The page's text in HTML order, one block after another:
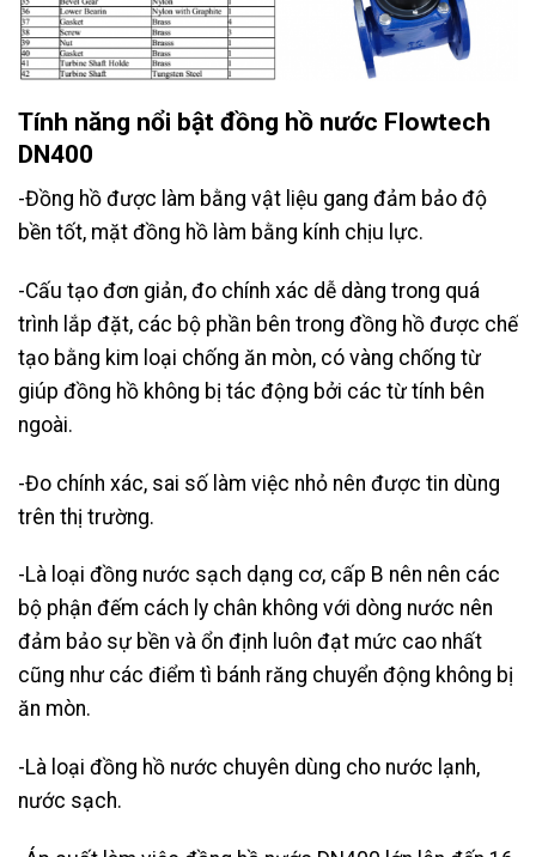
Tính năng nổi bật đồng hồ nước Flowtech
DN400
-Đồng hồ được làm bằng vật liệu gang đảm bảo độ
bền tốt, mặt đồng hồ làm bằng kính chịu lực.
-Cấu tạo đơn giản, đo chính xác dễ dàng trong quá
trình lắp đặt, các bộ phần bên trong đồng hồ được chế
tạo bằng kim loại chống ăn mòn, có vàng chống từ
giúp đồng hồ không bị tác động bởi các từ tính bên
ngoài.
-Đo chính xác, sai số làm việc nhỏ nên được tin dùng
trên thị trường.
-Là loại đồng nước sạch dạng cơ, cấp B nên nên các
bộ phận đếm cách ly chân không với dòng nước nên
đảm bảo sự bền và ổn định luôn đạt mức cao nhất
cũng như các điểm tì bánh răng chuyển động không bị
ăn mòn.
-Là loại đồng hồ nước chuyên dùng cho nước lạnh,
nước sạch.